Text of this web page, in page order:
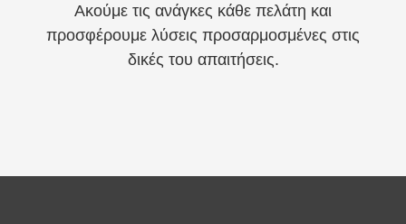
Ακούμε τις ανάγκες κάθε πελάτη και
προσφέρουμε λύσεις προσαρμοσμένες στις
δικές του απαιτήσεις.